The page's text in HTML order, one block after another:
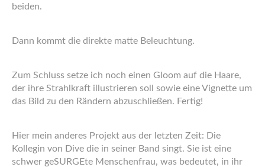
beiden.
Dann kommt die direkte matte Beleuchtung.
Zum Schluss setze ich noch einen Gloom auf die Haare,
der ihre Strahlkraft illustrieren soll sowie eine Vignette um
das Bild zu den Rändern abzuschließen. Fertig!
Hier mein anderes Projekt aus der letzten Zeit: Die
Kollegin von Dive die in seiner Band singt. Sie ist eine
schwer geSURGEte Menschenfrau, was bedeutet, in ihr